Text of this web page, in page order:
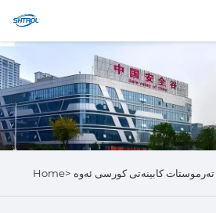
Der barê Me
Berhem
Home> تەرموستات کابینەتی کورسی ئەوە